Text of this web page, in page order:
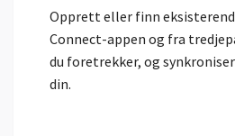
Opprett eller finn
Connect-appen og fra
du foretrekker, og
din.